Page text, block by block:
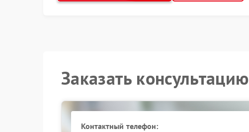
Заказать консультацию
Контактный телефон: